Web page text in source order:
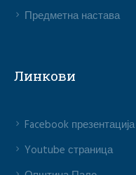
Предметна настава
Линкови
Facebook презентација
Youtube страница